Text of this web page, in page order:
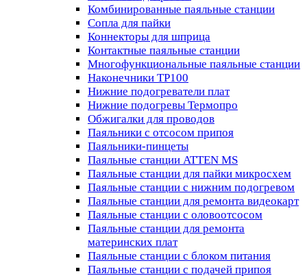
Комбинированные паяльные станции
Сопла для пайки
Коннекторы для шприца
Контактные паяльные станции
Многофункциональные паяльные станции
Наконечники TP100
Нижние подогреватели плат
Нижние подогревы Термопро
Обжигалки для проводов
Паяльники с отсосом припоя
Паяльники-пинцеты
Паяльные станции ATTEN MS
Паяльные станции для пайки микросхем
Паяльные станции с нижним подогревом
Паяльные станции для ремонта видеокарт
Паяльные станции с оловоотсосом
Паяльные станции для ремонта
материнских плат
Паяльные станции с блоком питания
Паяльные станции с подачей припоя